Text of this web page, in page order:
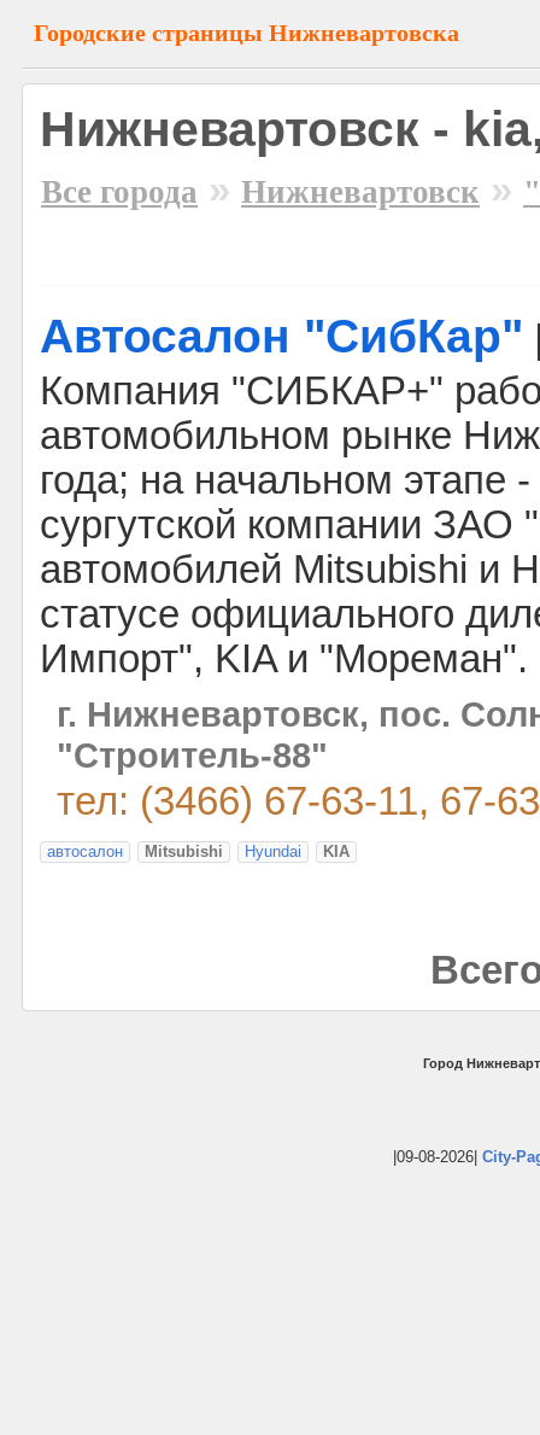
Городские страницы Нижневартовска
Нижневартовск -
Все города » Нижневартовск »
Автосалон "СибКар"
Компания "СИБКАР+"
автомобильном рынке
года; на начальном этапе
сургутской компании ЗАО
автомобилей Mitsubishi и
статусе официального
Импорт", KIA и "Мореман".
г. Нижневартовск, пос.
"Строитель-88"
тел: (3466) 67-63-11, 67-
автосалон Mitsubishi Hyundai KIA
Город
|09-08-2026| City-